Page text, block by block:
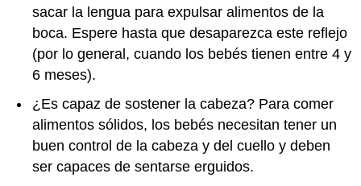
sacar la lengua para expulsar alimentos de la
boca. Espere hasta que desaparezca este reflejo
(por lo general, cuando los bebés tienen entre 4 y
6 meses).
¿Es capaz de sostener la cabeza? Para comer
alimentos sólidos, los bebés necesitan tener un
buen control de la cabeza y del cuello y deben
ser capaces de sentarse erguidos.